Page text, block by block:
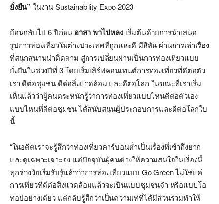
ยั่งยืน” ในงาน Sustainability Expo 2023
ย้อนกลับไป 6 ปีก่อน อาสา พาไปหลง เริ่มต้นด้วยการนำเสนอ
รูปการท่องเที่ยวในต่างประเทศที่ถูกและดี มีสีสัน ผ่านการเล่าเรื่อง
ที่สนุกสนานน่าติดตาม สู่การเปลี่ยนผ่านเป็นการท่องเที่ยวแบบ
ยั่งยืนในช่วงปีที่ 3 โดยเริ่มเสิร์ฟคอนเทนต์การท่องเที่ยวที่ดีต่อตัว
เรา ดีต่อชุมชน ดีต่อสิ่งแวดล้อม และดีต่อโลก ในขณะที่เราเริ่ม
เห็นแล้วว่าผู้คนตระหนักรู้ว่าการท่องเที่ยวแบบไหนดีต่อตัวเอง
แบบไหนที่ดีต่อชุมชน ได้สนับสนุนผู้ประกอบการและดีต่อโลกใบ
นี้
“ในอดีตเราจะรู้สึกว่าท่องเที่ยวคาร์บอนต่ำเป็นเรื่องที่เข้าถึงยาก
และดูเฉพาะเจาะจง แต่ปัจจุบันผู้คนต่างให้ความสนใจในเรื่องนี้
ทุกช่วงวัยเริ่มรับรู้แล้วว่าการท่องเที่ยวแบบ Go Green ไม่ใช่แค่
การเที่ยวที่ดีต่อสิ่งแวดล้อมแล้วจะเป็นแบบชุมชนจ๋า หรือแบบโอ
ทอปอย่างเดียว แต่กลับรู้สึกว่าเป็นความเท่ที่ได้มีส่วนร่วมทำให้